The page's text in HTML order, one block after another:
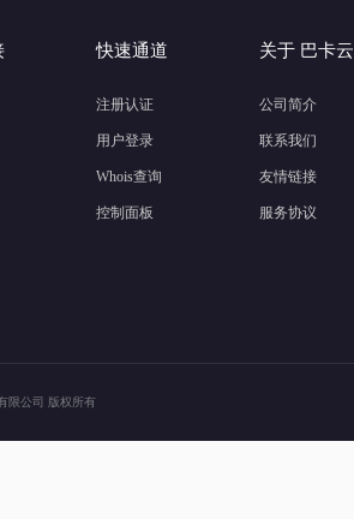
快速通道
注册认证
用户登录
Whois查询
控制面板
关于 巴卡云
公司简介
联系我们
友情链接
服务协议
限公司 版权所有